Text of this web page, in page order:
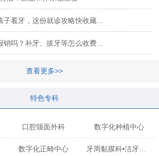
子看牙，这份就诊攻略快收藏…
销吗？补牙、拔牙等怎么收费…
查看更多>>
特色专科
口腔颌面外科 数字化种植中心
数字化正畸中心 牙周黏膜科•洁牙中心